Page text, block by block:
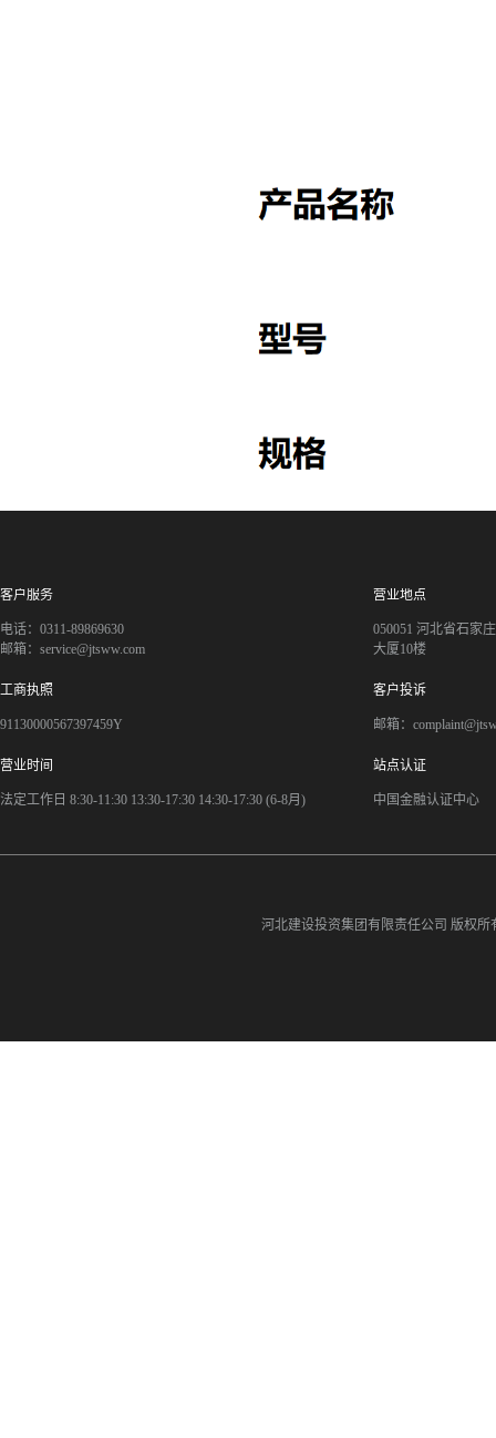
客户服务
电话：0311-89869630
邮箱：service@jtsww.com
营业地点
050051 河北省石家
大厦10楼
工商执照
91130000567397459Y
客户投诉
邮箱：
营业时间
法定工作日 8:30-11:30 13:30-17:30 14:30-17:30 (6-8月)
站点认证
中国金融认证中心
河北建设投资集团有限责任公司 版权所